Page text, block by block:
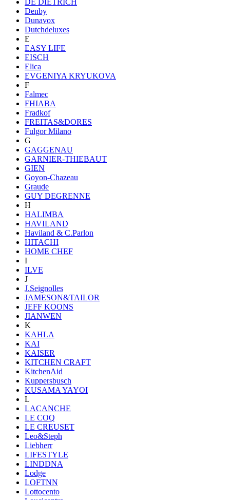
Denby
Dunavox
Dutchdeluxes
E
EASY LIFE
EISCH
Elica
EVGENIYA KRYUKOVA
F
Falmec
FHIABA
Fradkof
FREITAS&DORES
Fulgor Milano
G
GAGGENAU
GARNIER-THIEBAUT
GIEN
Goyon-Chazeau
Graude
GUY DEGRENNE
H
HALIMBA
HAVILAND
Haviland & C.Parlon
HITACHI
HOME CHEF
I
ILVE
J
J.Seignolles
JAMESON&TAILOR
JEFF KOONS
JIANWEN
K
KAHLA
KAI
KAISER
KITCHEN CRAFT
KitchenAid
Kuppersbusch
KUSAMA YAYOI
L
LACANCHE
LE COQ
LE CREUSET
Leo&Steph
Liebherr
LIFESTYLE
LINDDNA
Lodge
LOFTNN
Lottocento